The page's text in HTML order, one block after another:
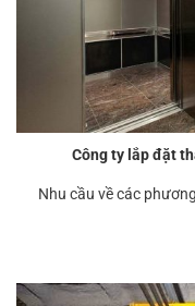
Công ty lắp đặt
Nhu cầu về các